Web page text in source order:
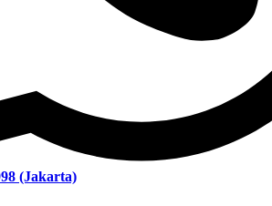
(Jakarta)